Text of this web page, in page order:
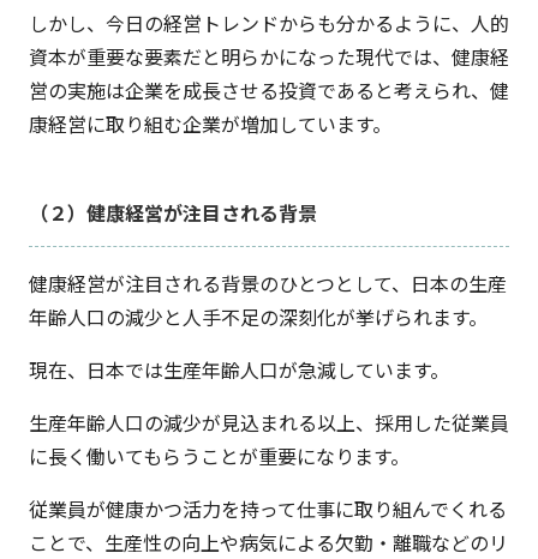
しかし、今日の経営トレンドからも分かるように、人的
資本が重要な要素だと明らかになった現代では、健康経
営の実施は企業を成長させる投資であると考えられ、健
康経営に取り組む企業が増加しています。
（２）健康経営が注目される背景
健康経営が注目される背景のひとつとして、日本の生産
年齢人口の減少と人手不足の深刻化が挙げられます。
現在、日本では生産年齢人口が急減しています。
生産年齢人口の減少が見込まれる以上、採用した従業員
に長く働いてもらうことが重要になります。
従業員が健康かつ活力を持って仕事に取り組んでくれる
ことで、生産性の向上や病気による欠勤・離職などのリ